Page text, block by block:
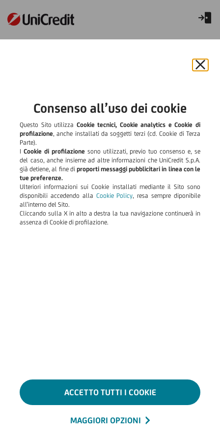
VAI ALLA RICERCA SU MAPPA
il
Consenso all’uso dei cookie
Questo Sito utilizza Cookie tecnici, Cookie analytics e Cookie di
profilazione, anche installati da soggetti terzi (cd. Cookie di Terza
Parte).
I Cookie di profilazione sono utilizzati, previo tuo consenso e, se
del caso, anche insieme ad altre informazioni che UniCredit S.p.A.
già detiene, al fine di proporti messaggi pubblicitari in linea con le
tue preferenze.
Ulteriori informazioni sui Cookie installati mediante il Sito sono
disponibili accedendo alla Cookie Policy, resa sempre diponibile
all’interno del Sito.
Cliccando sulla X in alto a destra la tua navigazione continuerà in
assenza di Cookie di profilazione.
ACCETTO TUTTI I COOKIE
MAGGIORI OPZIONI